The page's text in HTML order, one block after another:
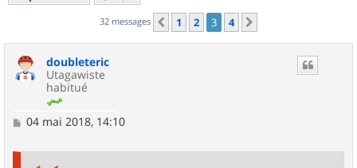
32 messages Précédent
1 2 3 4
doubleteric
Utagawiste
habitué
M
04 mai 2018, 14:10